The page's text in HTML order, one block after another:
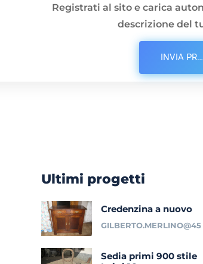
Registrati al sito e carica
descrizione del
INVIA PROGETTO
Ultimi progetti
Credenzina a nuovo
GILBERTO.MERLINO@45
Sedia primi 900 stile